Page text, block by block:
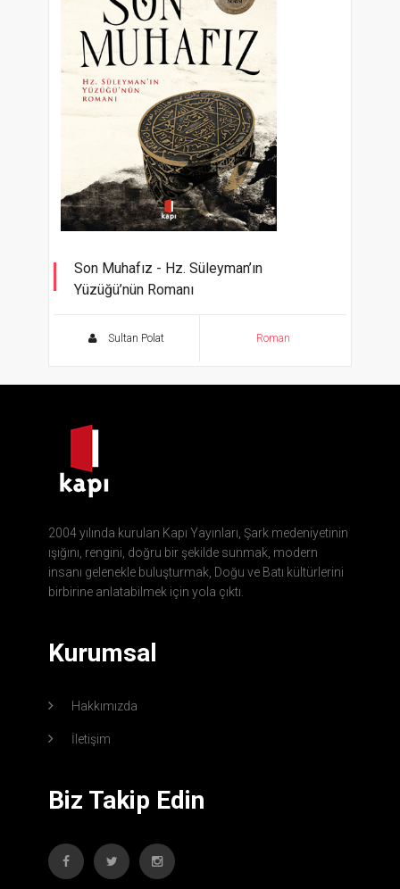
Son Muhafız - Hz. Süleyman’ın
Yüzüğü’nün Romanı
Sultan Polat Roman
2004 yılında kurulan Kapı Yayınları, Şark medeniyetinin
ışığını, rengini, doğru bir şekilde sunmak, modern
insanı gelenekle buluşturmak, Doğu ve Batı kültürlerini
birbirine anlatabilmek için yola çıktı.
Kurumsal
Hakkımızda
İletişim
Biz Takip Edin